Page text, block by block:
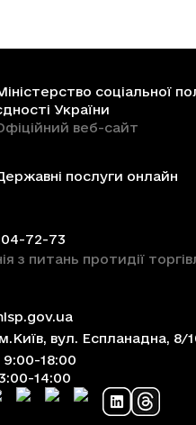
соціальної
України
веб-сайт
послуги онлайн
72-73
з питань протидії
вул. Еспланадна, 8/
18:00
14:00